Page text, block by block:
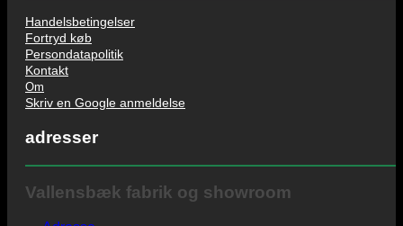
Handelsbetingelser
Fortryd køb
Persondatapolitik
Kontakt
Om
Skriv en Google anmeldelse
adresser
Vallensbæk fabrik og showroom